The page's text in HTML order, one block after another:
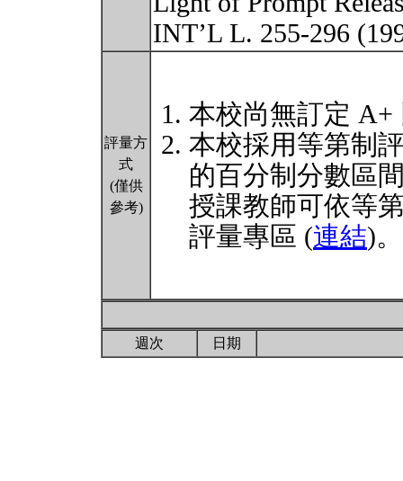
INT’L L. 255-296
評量方
式
(僅供
參考)
本校尚無訂定 A+
本校採用等第制
的百分制分數區
授課教師可依等
評量專區 (連結)。
週次 日期